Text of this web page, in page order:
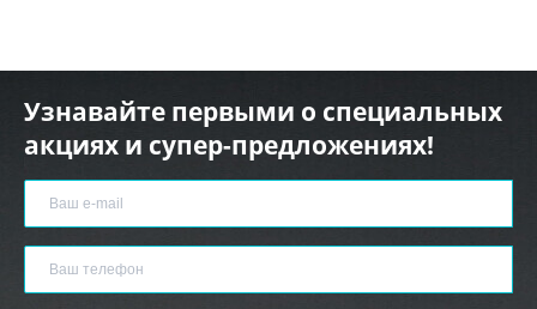
Узнавайте первыми о специальных
акциях и супер-предложениях!